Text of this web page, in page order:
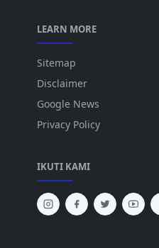
LEARN MORE
Sitemap
Disclaimer
Google News
Privacy Policy
IKUTI KAMI